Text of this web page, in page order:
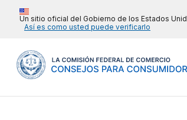
Un sitio oficial del Gobierno de los Estados
Así es como usted puede verificarlo